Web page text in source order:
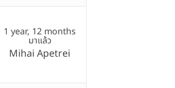
1 year, 12 months
มาแล้ว
Mihai Apetrei